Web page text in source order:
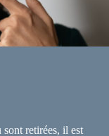
retirées, il est